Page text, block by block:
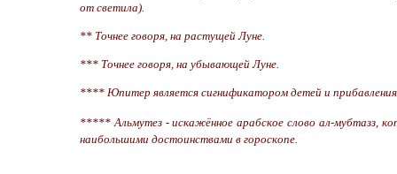
от светила).
** Точнее говоря, на растущей Луне.
*** Точнее говоря, на убывающей Луне.
**** Юпитер является сигнификатором детей и прибавления
***** Альмутез - искажённое арабское слово ал-мубтазз,
наибольшими достоинствами в гороскопе.